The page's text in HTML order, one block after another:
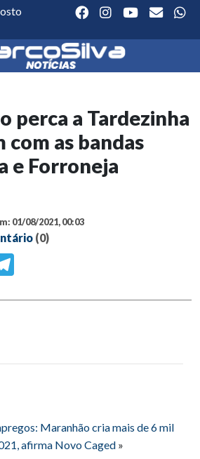
perca a Tardezinha
com as bandas
e Forroneja
01/08/2021, 00:03
(0)
Maranhão cria mais de 6 mil
afirma Novo Caged »